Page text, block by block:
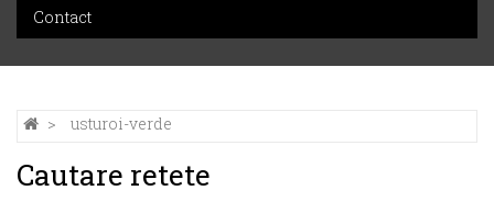
Contact
usturoi-verde
Cautare retete